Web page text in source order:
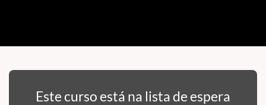
Este curso está na lista de espera